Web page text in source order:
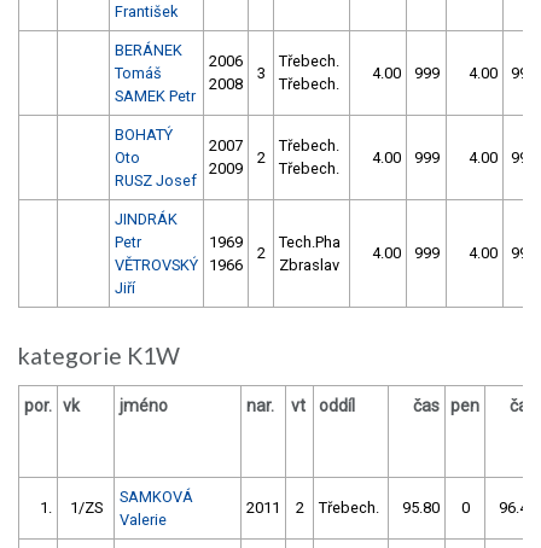
František
BERÁNEK
Tomáš
SAMEK Petr
2006
2008
3
Třebech.
Třebech.
4.00 999 4.00 999
BOHATÝ
Oto
RUSZ Josef
2007
2009
2
Třebech.
Třebech.
4.00 999 4.00 999
JINDRÁK
Petr
VĚTROVSKÝ
Jiří
1969
1966
2
Tech.Pha
Zbraslav
4.00 999 4.00 999
kategorie K1W
por. vk jméno nar. vt oddíl čas pen čas
1. 1/ZS
SAMKOVÁ
Valerie
2011 2 Třebech. 95.80 0 96.40